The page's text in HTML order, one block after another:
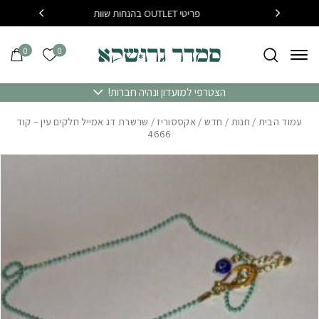
Skip to Content פריטי OUTLET בהנחות שוות
0 הרשימה
0
הצטרפי למועדון ונהיה חברות!
עמוד הבית / חנות / חדש /אקססוריז/ שרשרת דג אמייל חלקים עין – קוד
4666
בחזרה למעלה